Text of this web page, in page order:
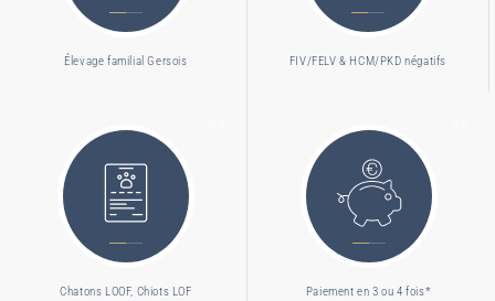
Élevage familial Gersois FIV/FELV & HCM/PKD négatifs
Chatons LOOF, Chiots LOF Paiement en 3 ou 4 fois*